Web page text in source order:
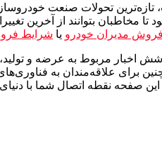
تازه‌ترین تحولات صنعت
مخاطبان بتوانند از آخرین
مدیران خودرو یا شرایط
اخبار مربوط به عرضه و
برای علاقه‌مندان به فناوری‌های
صفحه نقطه اتصال شما با